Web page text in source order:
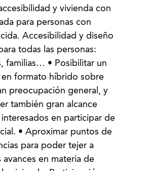
y vivienda con
para personas con
Accesibilidad y diseño
todas las personas:
familias… • Posibilitar un
formato híbrido sobre
preocupación general, y
también gran alcance
interesados en participar de
• Aproximar puntos de
para poder tejer a
en materia de